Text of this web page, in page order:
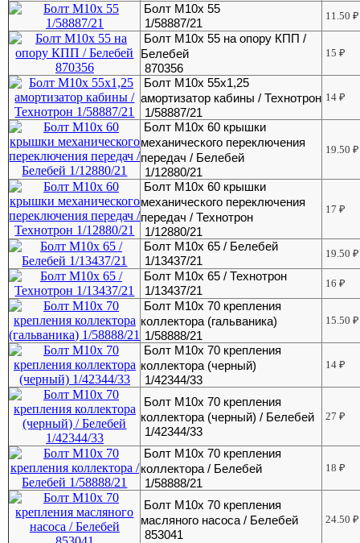
Болт М10х 55
1/58887/21
11.50₽
Болт М10х 55 на опору КПП /
Белебей
870356
15₽
Болт М10х 55х1,25
амортизатор кабины / Технотрон
1/58887/21
14₽
Болт М10х 60 крышки
механического переключения
передач / Белебей
1/12880/21
19.50₽
Болт М10х 60 крышки
механического переключения
передач / Технотрон
1/12880/21
17₽
Болт М10х 65 / Белебей
1/13437/21
19.50₽
Болт М10х 65 / Технотрон
1/13437/21
16₽
Болт М10х 70 крепления
коллектора (гальваника)
1/58888/21
15.50₽
Болт М10х 70 крепления
коллектора (черный)
1/42344/33
14₽
Болт М10х 70 крепления
коллектора (черный) / Белебей
1/42344/33
27₽
Болт М10х 70 крепления
коллектора / Белебей
1/58888/21
18₽
Болт М10х 70 крепления
масляного насоса / Белебей
853041
24.50₽